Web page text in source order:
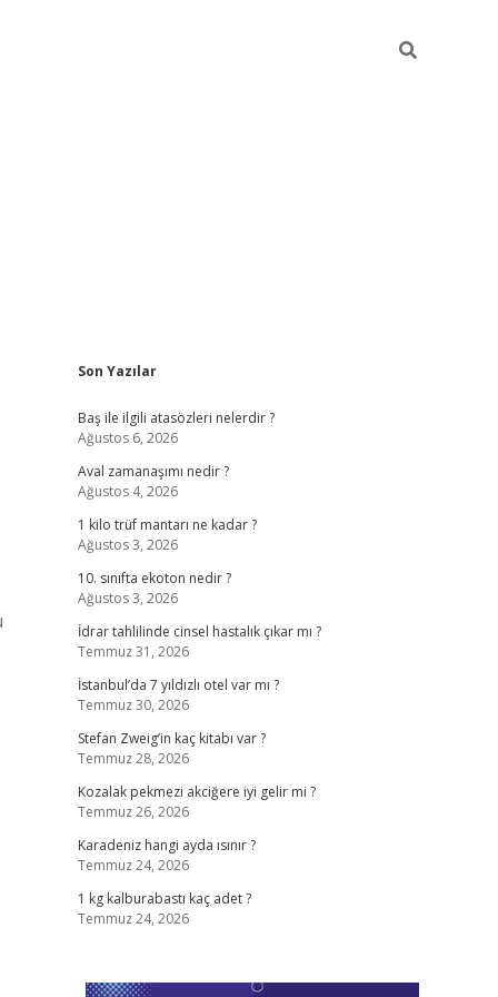
Sidebar
Son Yazılar
Baş ile ilgili atasözleri nelerdir ?
Ağustos 6, 2026
Aval zamanaşımı nedir ?
Ağustos 4, 2026
1 kilo trüf mantarı ne kadar ?
Ağustos 3, 2026
10. sınıfta ekoton nedir ?
Ağustos 3, 2026
İdrar tahlilinde cinsel hastalık çıkar mı ?
Temmuz 31, 2026
İstanbul’da 7 yıldızlı otel var mı ?
Temmuz 30, 2026
Stefan Zweig’in kaç kitabı var ?
Temmuz 28, 2026
Kozalak pekmezi akciğere iyi gelir mi ?
Temmuz 26, 2026
Karadeniz hangi ayda ısınır ?
Temmuz 24, 2026
1 kg kalburabastı kaç adet ?
Temmuz 24, 2026